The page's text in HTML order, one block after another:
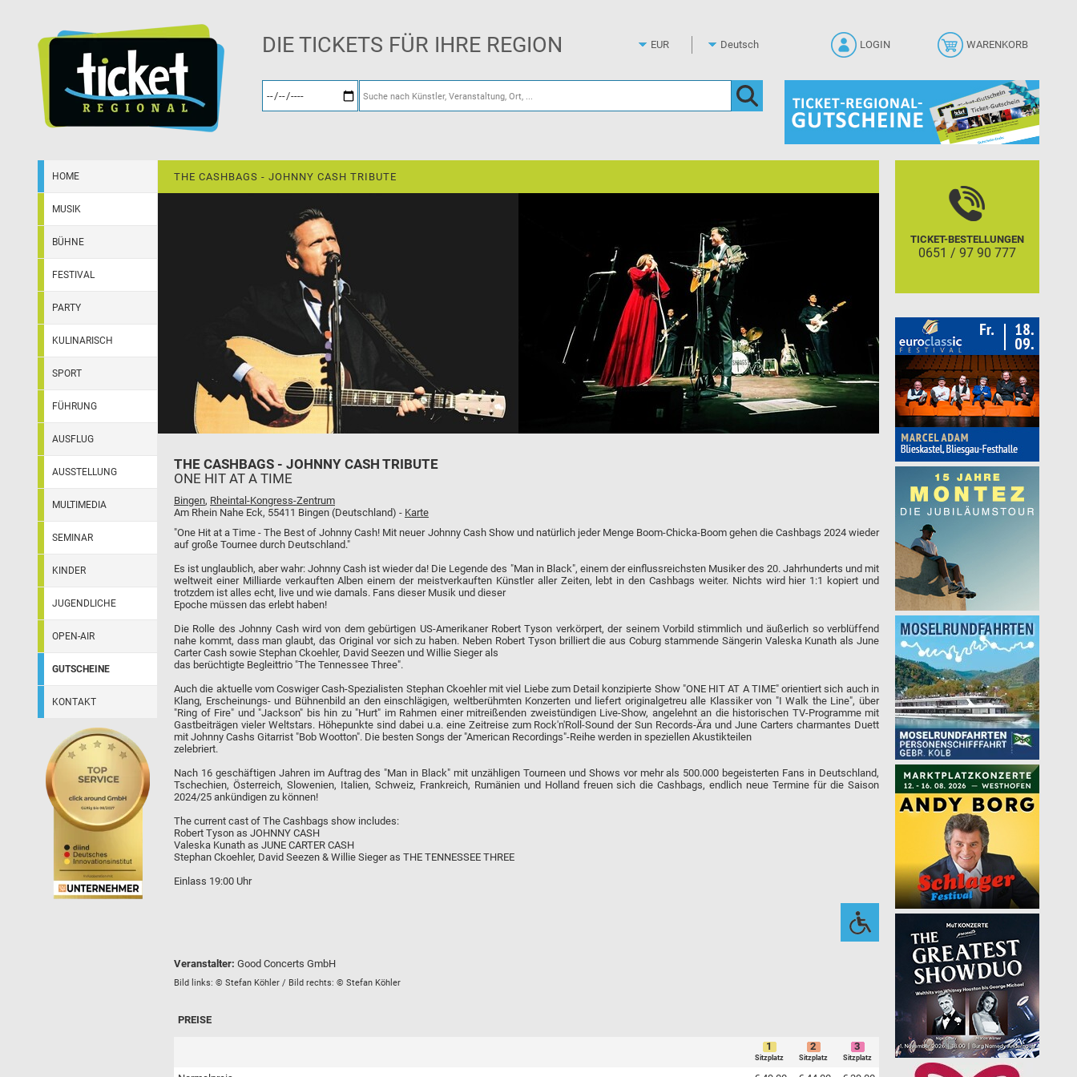
DIE TICKETS FÜR IHRE REGION
HOME
MUSIK
BÜHNE
FESTIVAL
PARTY
KULINARISCH
SPORT
FÜHRUNG
AUSFLUG
AUSSTELLUNG
MULTIMEDIA
SEMINAR
KINDER
JUGENDLICHE
OPEN-AIR
GUTSCHEINE
KONTAKT
THE CASHBAGS - JOHNNY CASH TRIBUTE
THE CASHBAGS - JOHNNY CASH TRIBUTE
ONE HIT AT A TIME
Bingen, Rheintal-Kongress-Zentrum
Am Rhein Nahe Eck, 55411 Bingen (Deutschland) - Karte
"One Hit at a Time - The Best of Johnny Cash! Mit neuer Johnny Cash Show und natürlich jeder Menge Boom-Chicka-Boom gehen die Cashbags 2024 wieder
auf große Tournee durch Deutschland."
Es ist unglaublich, aber wahr: Johnny Cash ist wieder da! Die Legende des "Man in Black", einem der einflussreichsten Musiker des 20. Jahrhunderts und mit
weltweit einer Milliarde verkauften Alben einem der meistverkauften Künstler aller Zeiten, lebt in den Cashbags weiter. Nichts wird hier 1:1 kopiert und
trotzdem ist alles echt, live und wie damals. Fans dieser Musik und dieser
Epoche müssen das erlebt haben!
Die Rolle des Johnny Cash wird von dem gebürtigen US-Amerikaner Robert Tyson verkörpert, der seinem Vorbild stimmlich und äußerlich so verblüffend
nahe kommt, dass man glaubt, das Original vor sich zu haben. Neben Robert Tyson brilliert die aus Coburg stammende Sängerin Valeska Kunath als June
Carter Cash sowie Stephan Ckoehler, David Seezen und Willie Sieger als
das berüchtigte Begleittrio "The Tennessee Three".
Auch die aktuelle vom Coswiger Cash-Spezialisten Stephan Ckoehler mit viel Liebe zum Detail konzipierte Show "ONE HIT AT A TIME" orientiert sich auch in
Klang, Erscheinungs- und Bühnenbild an den einschlägigen, weltberühmten Konzerten und liefert originalgetreu alle Klassiker von "I Walk the Line", über
"Ring of Fire" und "Jackson" bis hin zu "Hurt" im Rahmen einer mitreißenden zweistündigen Live-Show, angelehnt an die historischen TV-Programme mit
Gastbeiträgen vieler Weltstars. Höhepunkte sind dabei u.a. eine Zeitreise zum Rock'n'Roll-Sound der Sun Records-Ära und June Carters charmantes Duett
mit Johnny Cashs Gitarrist "Bob Wootton". Die besten Songs der "American Recordings"-Reihe werden in speziellen Akustikteilen
zelebriert.
Nach 16 geschäftigen Jahren im Auftrag des "Man in Black" mit unzähligen Tourneen und Shows vor mehr als 500.000 begeisterten Fans in Deutschland,
Tschechien, Österreich, Slowenien, Italien, Schweiz, Frankreich, Rumänien und Holland freuen sich die Cashbags, endlich neue Termine für die Saison
2024/25 ankündigen zu können!
The current cast of The Cashbags show includes:
Robert Tyson as JOHNNY CASH
Valeska Kunath as JUNE CARTER CASH
Stephan Ckoehler, David Seezen & Willie Sieger as THE TENNESSEE THREE
Einlass 19:00 Uhr
Veranstalter: Good Concerts GmbH
Bild links: © Stefan Köhler / Bild rechts: © Stefan Köhler
PREISE
1
Sitzplatz
2
Sitzplatz
3
Sitzplatz
TICKET-BESTELLUNGEN
0651 / 97 90 777
WARENKORB
LOGIN